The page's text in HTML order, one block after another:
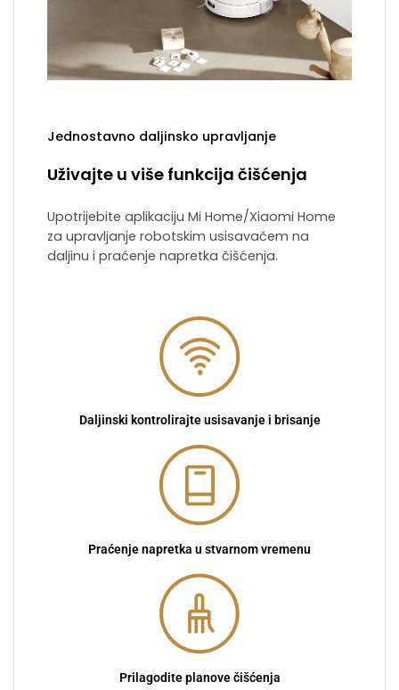
Jednostavno daljinsko upravljanje
Uživajte u više funkcija čišćenja
Upotrijebite aplikaciju Mi Home/Xiaomi Home
za upravljanje robotskim usisavačem na
daljinu i praćenje napretka čišćenja.
Daljinski kontrolirajte usisavanje i brisanje
Praćenje napretka u stvarnom vremenu
Prilagodite planove čišćenja